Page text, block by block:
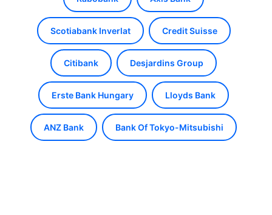
Scotiabank Inverlat Credit Suisse
Citibank Desjardins Group
Erste Bank Hungary Lloyds Bank
ANZ Bank Bank Of Tokyo-Mitsubishi